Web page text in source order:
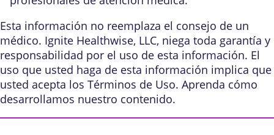
Esta información no reemplaza el consejo de un
médico. Ignite Healthwise, LLC, niega toda garantía y
responsabilidad por el uso de esta información. El
uso que usted haga de esta información implica que
usted acepta los Términos de Uso. Aprenda cómo
desarrollamos nuestro contenido.